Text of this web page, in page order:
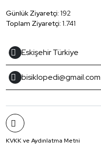
Günlük Ziyaretçi: 192
Toplam Ziyaretçi: 1.741
Eskişehir Türkiye
bisiklopedi@gmail.com
KVKK ve Aydınlatma Metni